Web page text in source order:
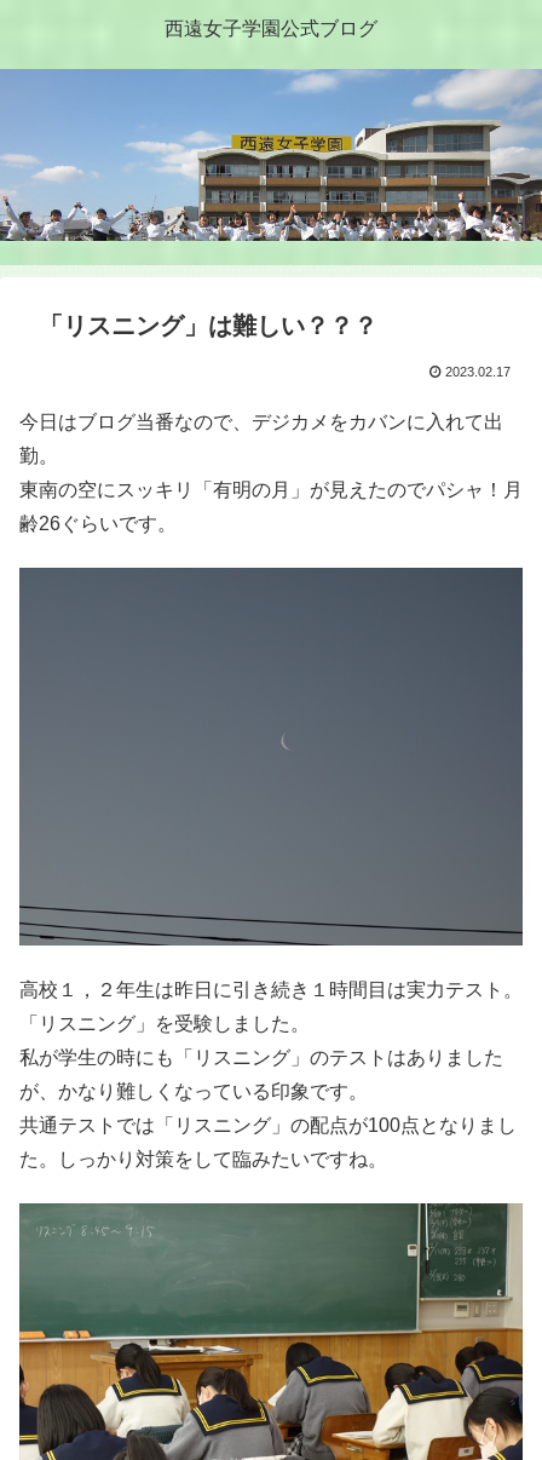
西遠女子学園公式ブログ
「リスニング」は難しい？？？
2023.02.17
今日はブログ当番なので、デジカメをカバンに入れて出
勤。
東南の空にスッキリ「有明の月」が見えたのでパシャ！月
齢26ぐらいです。
高校１，２年生は昨日に引き続き１時間目は実力テスト。
「リスニング」を受験しました。
私が学生の時にも「リスニング」のテストはありました
が、かなり難しくなっている印象です。
共通テストでは「リスニング」の配点が100点となりまし
た。しっかり対策をして臨みたいですね。